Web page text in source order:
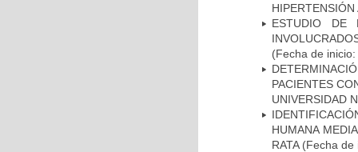
ESTUDIO DE
(Fecha de
PACIENTES
UNIVERSIDAD
HUMANA
RATA(Fecha de